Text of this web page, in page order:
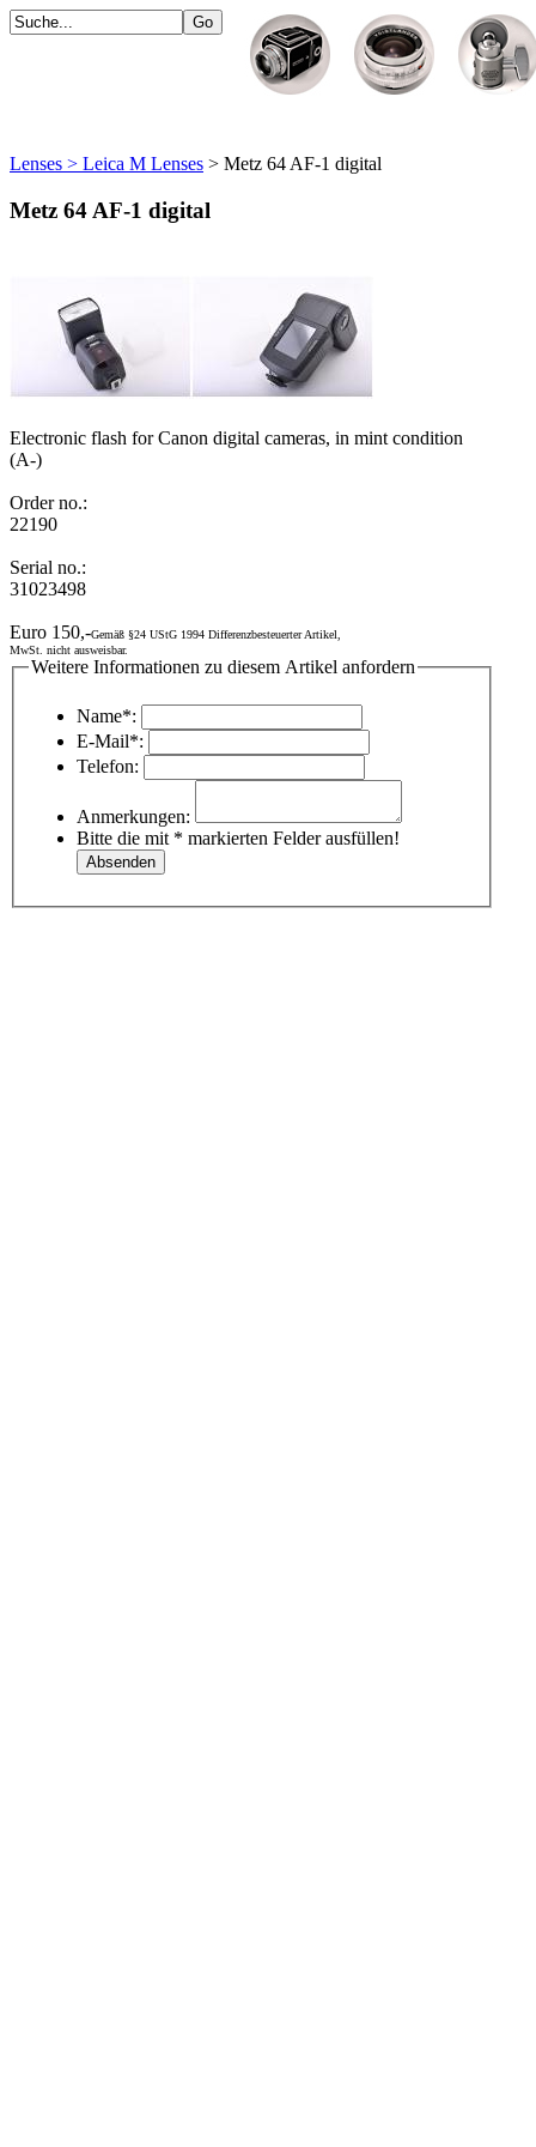
Lenses > Leica M Lenses > Metz 64 AF-1 digital
Metz 64 AF-1 digital
Electronic flash for Canon digital cameras, in mint condition
(A-)
Order no.:
22190
Serial no.:
31023498
Euro 150,-Gemäß §24 UStG 1994 Differenzbesteuerter Artikel,
MwSt. nicht ausweisbar.
Weitere Informationen zu diesem Artikel anfordern
Name*:
E-Mail*:
Telefon:
Anmerkungen:
Bitte die mit * markierten Felder ausfüllen!